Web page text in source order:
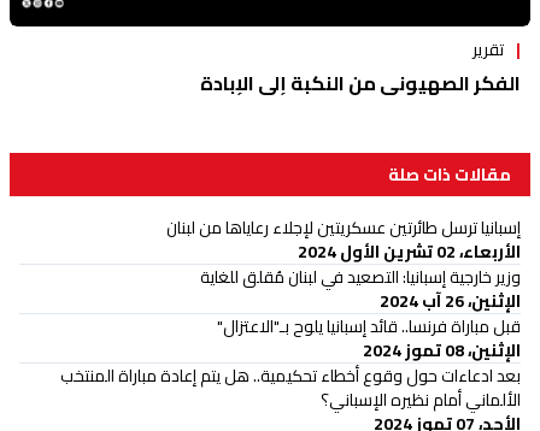
تقرير
الفكر الصهيوني من النكبة إلى الإبادة
مقالات ذات صلة
إسبانيا ترسل طائرتين عسكريتين لإجلاء رعاياها من لبنان
الأربعاء، 02 تشرين الأول 2024
وزير خارجية إسبانيا: التصعيد في لبنان مُقلق للغاية
الإثنين، 26 آب 2024
قبل مباراة فرنسا.. قائد إسبانيا يلوح بـ"الاعتزال"
الإثنين، 08 تموز 2024
بعد ادعاءات حول وقوع أخطاء تحكيمية.. هل يتم إعادة مباراة المنتخب
الألماني أمام نظيره الإسباني؟
الأحد، 07 تموز 2024